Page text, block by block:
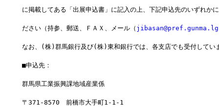
に掲載してある「出展申込書」に記入の上、下記申込先のいずれか
ださい（持参、郵送、ＦＡＸ、メール（
なお、(株)群馬銀行及び(株)東和銀行では、各支店でも受付してい
■申込先：
群馬県工業振興課地域産業係
〒371-8570　前橋市大手町1-1-1